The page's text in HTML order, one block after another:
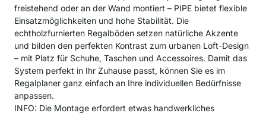
freistehend oder an der Wand montiert – PIPE bietet flexible
Einsatzmöglichkeiten und hohe Stabilität. Die
echtholzfurnierten Regalböden setzen natürliche Akzente
und bilden den perfekten Kontrast zum urbanen Loft-Design
– mit Platz für Schuhe, Taschen und Accessoires. Damit das
System perfekt in Ihr Zuhause passt, können Sie es im
Regalplaner ganz einfach an Ihre individuellen Bedürfnisse
anpassen.
INFO: Die Montage erfordert etwas handwerkliches